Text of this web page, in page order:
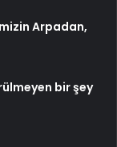
Arpadan,
bir şey